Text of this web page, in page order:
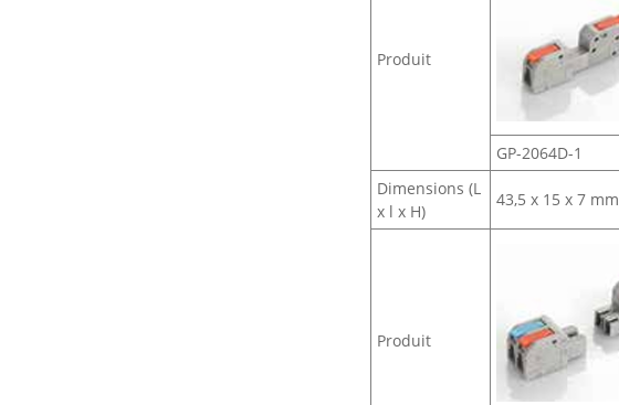
Produit
GP-2064D-1
Dimensions (L
x l x H)
43,5 x 15 x 7 mm
Produit